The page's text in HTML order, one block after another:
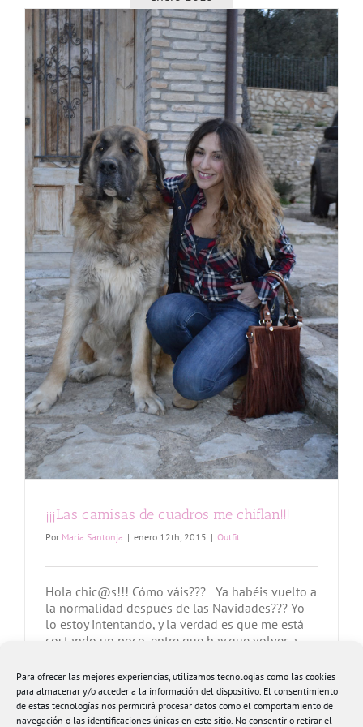
Para ofrecer las mejores experiencias, utilizamos tecnologías como las cookies
para almacenar y/o acceder a la información del dispositivo. El consentimiento
de estas tecnologías nos permitirá procesar datos como el comportamiento de
navegación o las identificaciones únicas en este sitio. No consentir o retirar el
¡¡¡Las camisas de cuadros me chiflan!!!
Por Maria Santonja | enero 12th, 2015 | Outfit
Hola chic@s!!! Cómo váis??? Ya habéis vuelto a
la normalidad después de las Navidades??? Yo
lo estoy intentando, y la verdad es que me está
costando un poco, entre que hay que volver a
vaqueros... se está complicando un poco, pero
esta semana voy a [...]
Más información 0